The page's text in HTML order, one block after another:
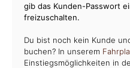
gib das Kunden-Passwort
freizuschalten.
Du bist noch kein Kunde
buchen? In unserem
Einstiegsmöglichkeiten in